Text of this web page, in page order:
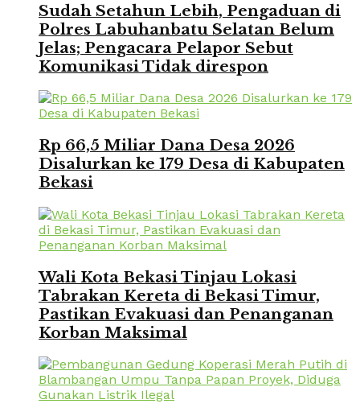
Sudah Setahun Lebih, Pengaduan di
Polres Labuhanbatu Selatan Belum
Jelas; Pengacara Pelapor Sebut
Komunikasi Tidak direspon
Rp 66,5 Miliar Dana Desa 2026
Disalurkan ke 179 Desa di Kabupaten
Bekasi
Wali Kota Bekasi Tinjau Lokasi
Tabrakan Kereta di Bekasi Timur,
Pastikan Evakuasi dan Penanganan
Korban Maksimal